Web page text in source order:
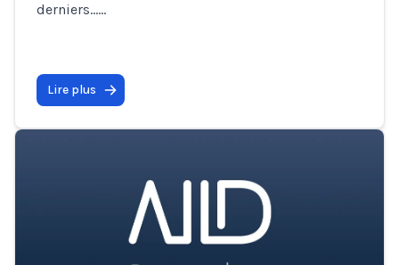
derniers…...
Lire plus